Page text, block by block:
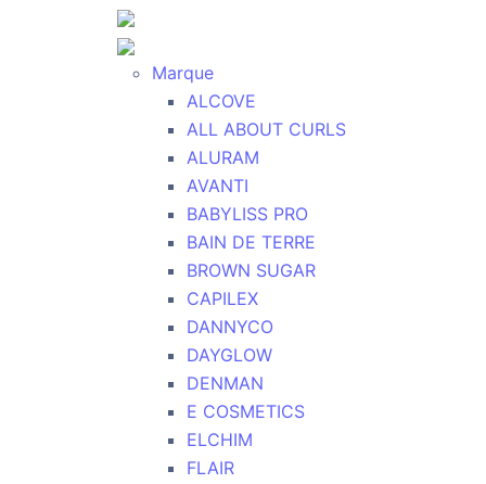
Marque
ALCOVE
ALL ABOUT CURLS
ALURAM
AVANTI
BABYLISS PRO
BAIN DE TERRE
BROWN SUGAR
CAPILEX
DANNYCO
DAYGLOW
DENMAN
E COSMETICS
ELCHIM
FLAIR